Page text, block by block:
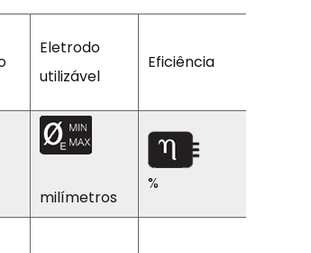
Eletrodo
utilizável
Eficiência
milímetros
%